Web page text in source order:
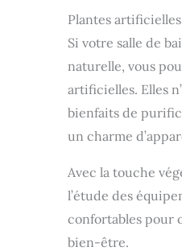
Plantes
Si votre salle de
naturelle, vous
artificielles. Elles
bienfaits de
un charme
Avec la touche
l’étude des
confortables pour
bien-être.